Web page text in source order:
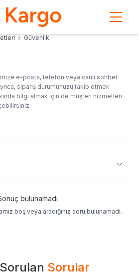
Güvenlik
e-posta, telefon veya canlı sohbet
sipariş durumunuzu takip etmek
bilgi almak için de müşteri hizmetleri
bulunamadı
boş veya aradığınız soru bulunamadı.
Sorular